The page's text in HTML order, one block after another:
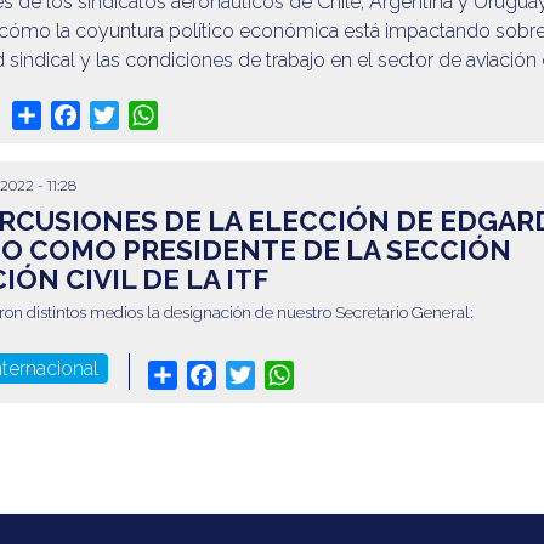
la coyuntura político económica está impactando
sindical y las condiciones de trabajo en el sector de aviación
Share Facebook
Twitter
- 11:28
DE LA ELECCIÓN DE
COMO PRESIDENTE DE LA SECCIÓN
CIVIL DE LA ITF
distintos medios la designación de nuestro Secretario General:
Share Facebook
Twitter